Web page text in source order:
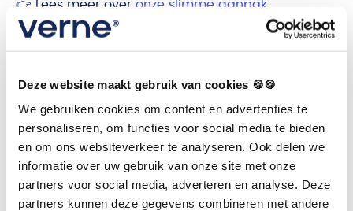
Deze website maakt gebruik van cookies 🍪🍪
We gebruiken cookies om content en advertenties te
personaliseren, om functies voor social media te bieden
en om ons websiteverkeer te analyseren. Ook delen we
informatie over uw gebruik van onze site met onze
partners voor social media, adverteren en analyse. Deze
partners kunnen deze gegevens combineren met andere
👉 Lees meer over onze slimme aanpak
bij EPD-verantwoording
In veel praktijken gaan dezelfde dingen mis:
wijzigingen worden overschreven zonder